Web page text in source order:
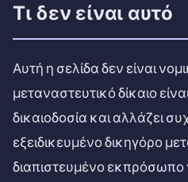
Τι δεν είναι αυτό
Αυτή η σελίδα δεν είναι
μεταναστευτικό δίκαιο
δικαιοδοσία και αλλάζει
εξειδικευμένο δικηγόρο
διαπιστευμένο εκπρόσωπο